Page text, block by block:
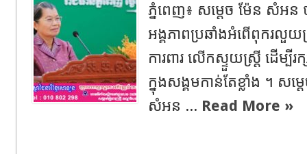
ភ្នំពេញ៖ សម្តេច ម៉ែន សំអន ប
អង្គភាពប្រឆាំងអំពើពុករលួយត្រូ
ការពារ លើកស្ទួយស្រ្តី ដើម្បីរ
ក្នុងសង្គមកាន់តែខ្លាំង ។ ស
សំអន ... Read More »